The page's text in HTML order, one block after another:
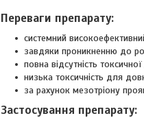
Переваги препарату:
системний
завдяки проникненню до
повна відсутність
низька токсичність для
за рахунок мезотріону
Застосування препарату: